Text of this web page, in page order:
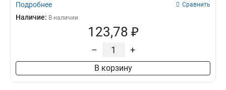
Подробнее Сравнить
Наличие: В наличии
123,78 ₽
– +
В корзину